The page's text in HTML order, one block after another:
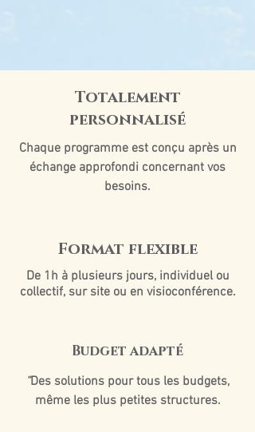
Totalement
personnalisé
Chaque programme est conçu après un
échange approfondi concernant vos
besoins.
Format flexible
De 1h à plusieurs jours, individuel ou
collectif, sur site ou en visioconférence.
Budget adapté
“Des solutions pour tous les budgets,
même les plus petites structures.